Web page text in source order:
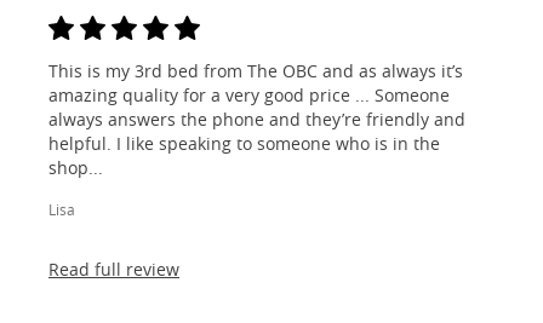
This is my 3rd bed from The OBC and as always it’s
amazing quality for a very good price ... Someone
always answers the phone and they’re friendly and
helpful. I like speaking to someone who is in the
shop...
Lisa
Read full review